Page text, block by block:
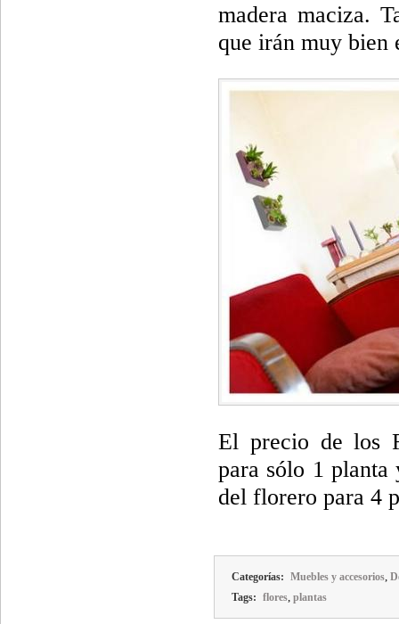
madera maciza.
que irán muy bien
El precio de los
para sólo 1 planta
del florero para 4
Categorías: Muebles y accesorios,
Tags: flores, plantas